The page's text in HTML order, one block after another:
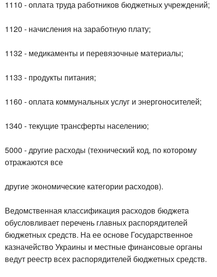
1110 - оплата труда работников бюджетных учреждений;
1120 - начисления на заработную плату;
1132 - медикаменты и перевязочные материалы;
1133 - продукты питания;
1160 - оплата коммунальных услуг и энергоносителей;
1340 - текущие трансферты населению;
5000 - другие расходы (технический код, по которому
отражаются все
другие экономические категории расходов).
Ведомственная классификация расходов бюджета
обусловливает перечень главных распорядителей
бюджетных средств. На ее основе Государственное
казначейство Украины и местные финансовые органы
ведут реестр всех распорядителей бюджетных средств.